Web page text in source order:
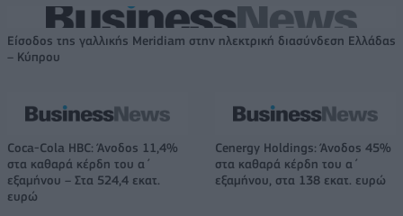
Είσοδος της γαλλικής Meridiam στην ηλεκτρική διασύνδεση Ελλάδας
– Κύπρου
Coca-Cola HBC: Άνοδος 11,4%
στα καθαρά κέρδη του α΄
εξαμήνου – Στα 524,4 εκατ.
ευρώ
Cenergy Holdings: Άνοδος 45%
στα καθαρά κέρδη του α΄
εξαμήνου, στα 138 εκατ. ευρώ